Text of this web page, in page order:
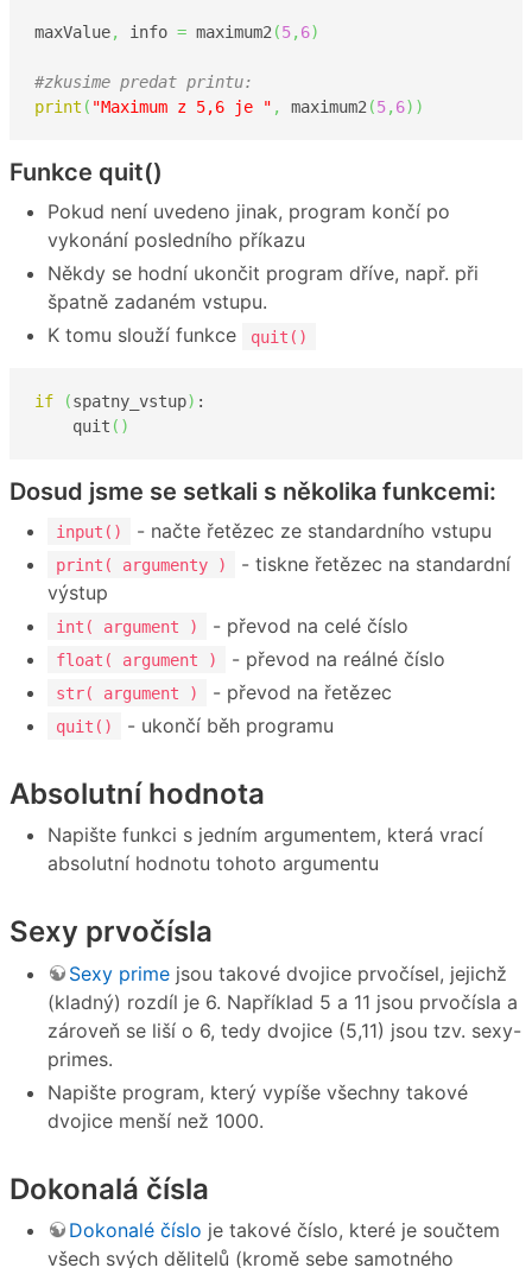
maxValue, info = maximum2 (5, 6)
#zkusime predat printu:
print ( "Maximum z 5,6 je " , maximum2 (5, 6) )
Funkce quit()
Pokud není uvedeno jinak, program končí po
vykonání posledního příkazu
Někdy se hodní ukončit program dříve, např. při
špatně zadaném vstupu.
K tomu slouží funkce
quit()
if (spatny_vstup) :
    quit
( )
Dosud jsme se setkali s několika funkcemi:
input() - načte řetězec ze standardního vstupu
print( argumenty )
- tiskne řetězec na standardní
výstup
int( argument ) - převod na celé číslo
float( argument ) - převod na reálné číslo
str( argument ) - převod na řetězec
quit() - ukončí běh programu
Absolutní hodnota
Napište funkci s jedním argumentem, která vrací
absolutní hodnotu tohoto argumentu
Sexy prvočísla
Sexy prime jsou takové dvojice prvočísel, jejichž
(kladný) rozdíl je 6. Například 5 a 11 jsou prvočísla a
zároveň se liší o 6, tedy dvojice (5,11) jsou tzv. sexy-
primes.
Napište program, který vypíše všechny takové
dvojice menší než 1000.
Dokonalá čísla
Dokonalé číslo je takové číslo, které je součtem
všech svých dělitelů (kromě sebe samotného